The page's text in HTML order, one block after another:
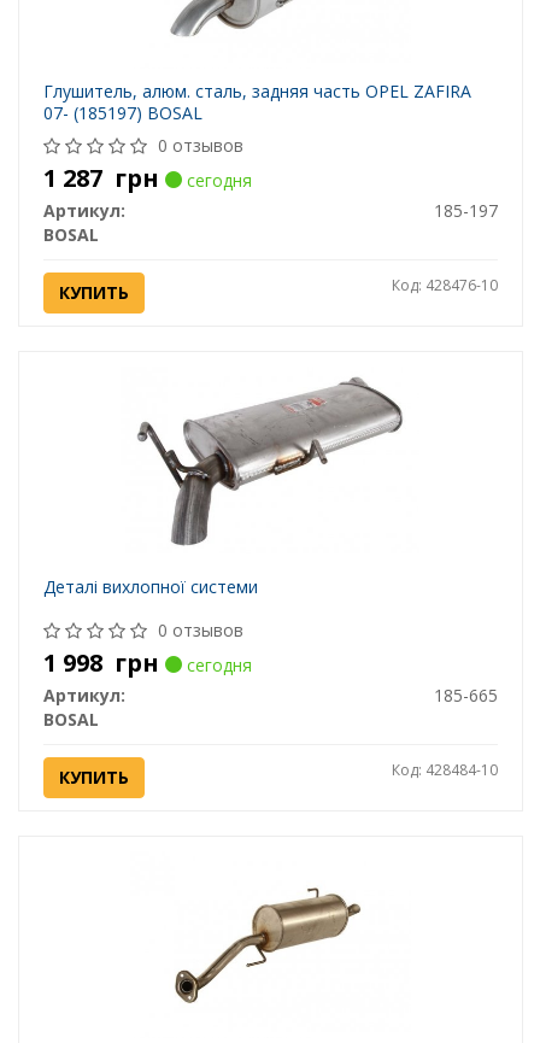
Глушитель, алюм. cталь, задняя часть OPEL ZAFIRA
07- (185197) BOSAL
0 отзывов
1 287 грн
сегодня
Артикул:
185-197
BOSAL
КУПИТЬ Код: 428476-10
Деталі вихлопної системи
0 отзывов
1 998 грн
сегодня
Артикул:
185-665
BOSAL
КУПИТЬ Код: 428484-10